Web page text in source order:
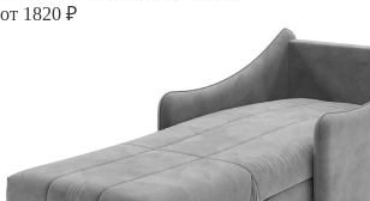
от 1820 ₽